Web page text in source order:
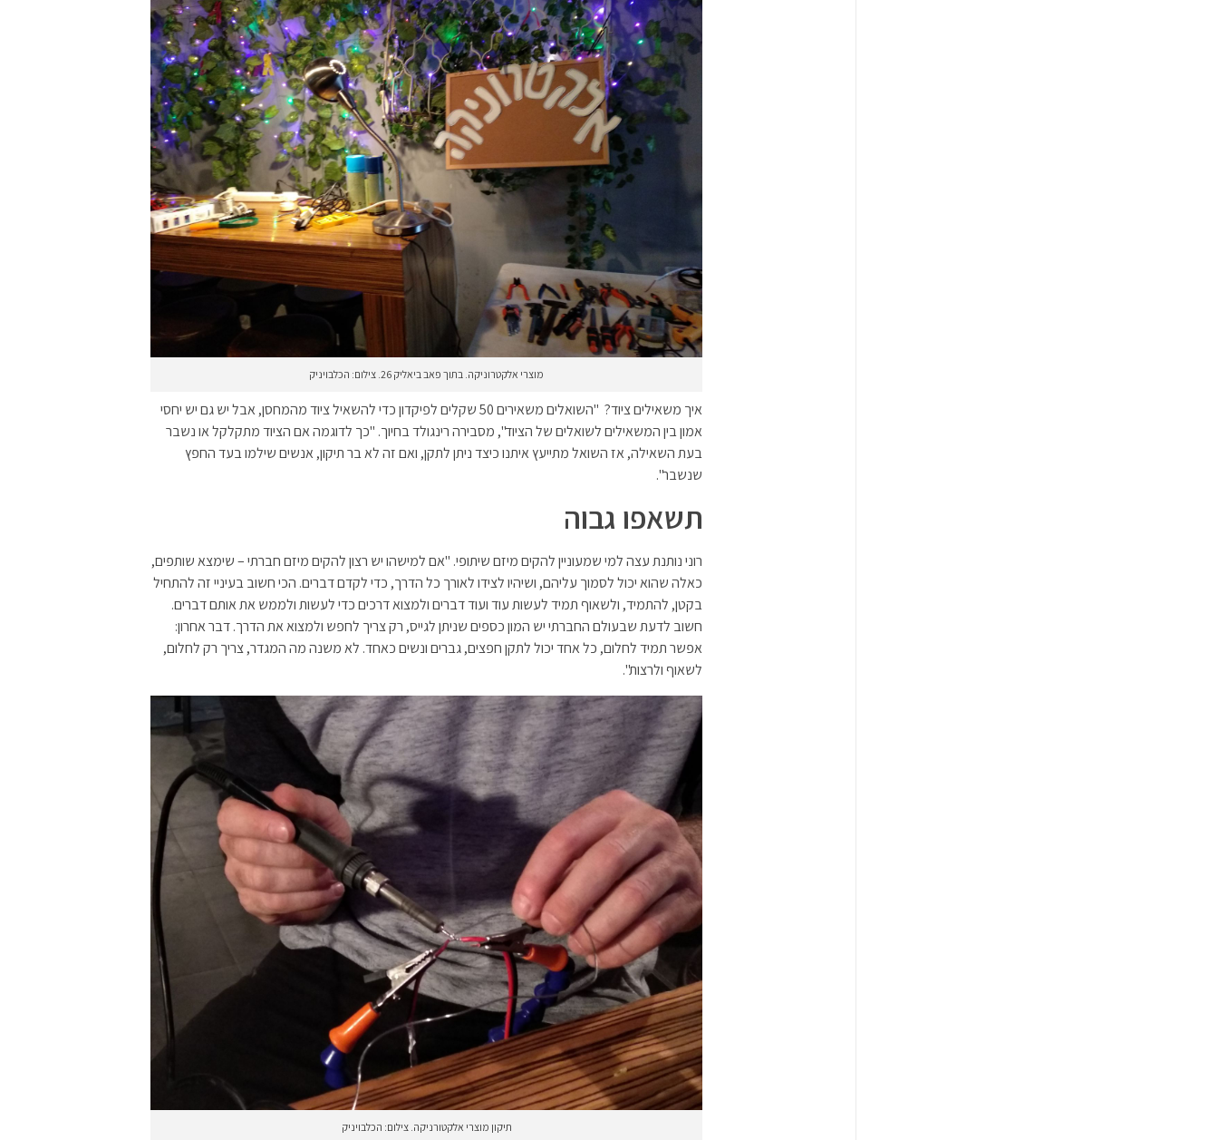
מוצרי אלקטרוניקה. בתוך פאב ביאליק 26. צילום: הכלבויניק
איך משאילים ציוד? "השואלים משאירים 50 שקלים לפיקדון כדי להשאיל ציוד מהמחסן, אבל יש גם יש יחסי
אמון בין המשאילים לשואלים של הציוד", מסבירה רינגולד בחיוך. "כך לדוגמה אם הציוד מתקלקל או נשבר
בעת השאילה, אז השואל מתייעץ איתנו כיצד ניתן לתקן, ואם זה לא בר תיקון, אנשים שילמו בעד החפץ
שנשבר".
תשאפו גבוה
רוני נותנת עצה למי שמעוניין להקים מיזם שיתופי. "אם למישהו יש רצון להקים מיזם חברתי – שימצא שותפים,
כאלה שהוא יכול לסמוך עליהם, ושיהיו לצידו לאורך כל הדרך, כדי לקדם דברים. הכי חשוב בעיניי זה להתחיל
בקטן, להתמיד, ולשאוף תמיד לעשות עוד ועוד דברים ולמצוא דרכים כדי לעשות ולממש את אותם דברים.
חשוב לדעת שבעולם החברתי יש המון כספים שניתן לגייס, רק צריך לחפש ולמצוא את הדרך. דבר אחרון:
אפשר תמיד לחלום, כל אחד יכול לתקן חפצים, גברים ונשים כאחד. לא משנה מה המגדר, צריך רק לחלום,
לשאוף ולרצות".
תיקון מוצרי אלקטורניקה. צילום: הכלבויניק